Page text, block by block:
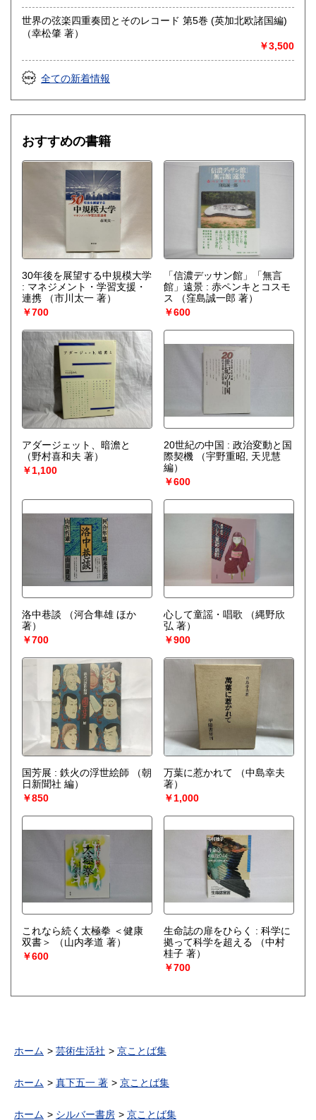
世界の弦楽四重奏団とそのレコード 第5巻 (英加北欧諸国編)
（幸松肇 著）
￥3,500
全ての新着情報
おすすめの書籍
30年後を展望する中規模大学
: マネジメント・学習支援・
連携
（市川太一 著）
￥700
「信濃デッサン館」「無言
館」遠景 : 赤ペンキとコスモ
ス
（窪島誠一郎 著）
￥600
アダージェット、暗澹と
（野村喜和夫 著）
￥1,100
20世紀の中国 : 政治変動と国
際契機
（宇野重昭, 天児慧
編）
￥600
洛中巷談
（河合隼雄 ほか
著）
￥700
心して童謡・唱歌
（縄野欣
弘 著）
￥900
国芳展 : 鉄火の浮世絵師
（朝
日新聞社 編）
￥850
万葉に惹かれて
（中島幸夫
著）
￥1,000
これなら続く太極拳 ＜健康
双書＞
（山内孝道 著）
￥600
生命誌の扉をひらく : 科学に
拠って科学を超える
（中村
桂子 著）
￥700
ホーム 芸術生活社 京ことば集
ホーム 真下五一 著 京ことば集
ホーム シルバー書房 京ことば集